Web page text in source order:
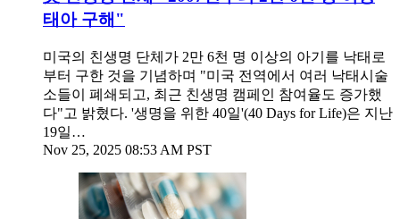
태아 구해"
미국의 친생명 단체가 2만 6천 명 이상의 아기를 낙태로
부터 구한 것을 기념하며 "미국 전역에서 여러 낙태시술
소들이 폐쇄되고, 최근 친생명 캠페인 참여율도 증가했
다"고 밝혔다. '생명을 위한 40일'(40 Days for Life)은 지난
19일…
Nov 25, 2025 08:53 AM PST